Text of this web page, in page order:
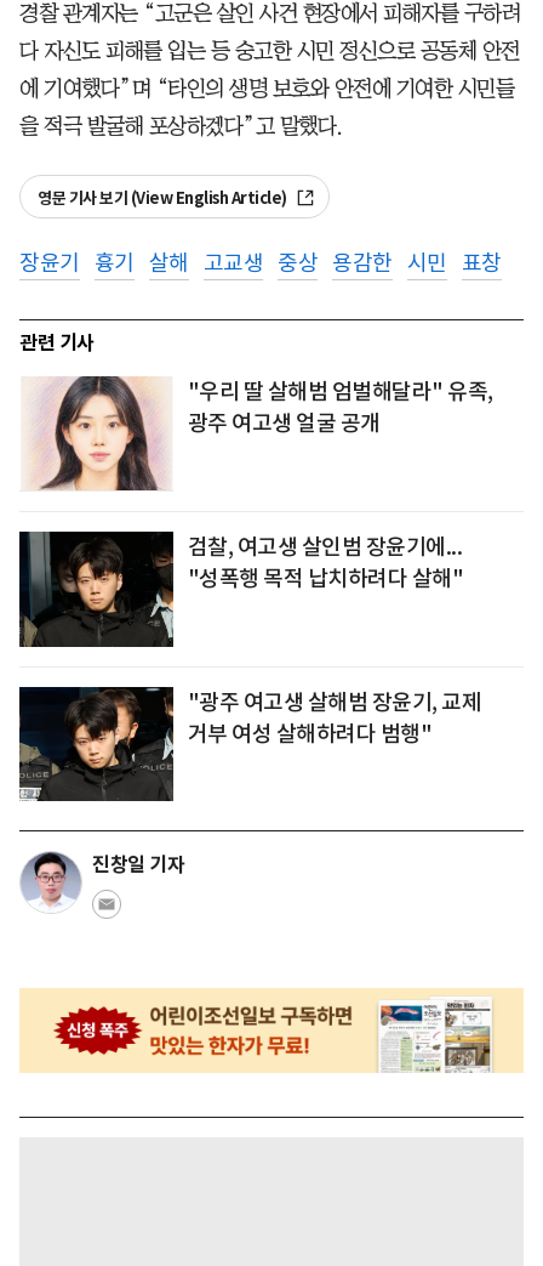
경찰 관계자는 “고군은 살인 사건 현장에서 피해자를 구하려
다 자신도 피해를 입는 등 숭고한 시민 정신으로 공동체 안전
에 기여했다”며 “타인의 생명 보호와 안전에 기여한 시민들
을 적극 발굴해 포상하겠다”고 말했다.
영문 기사 보기 (View English Article)
장윤기 흉기 살해 고교생 중상 용감한 시민 표창
관련 기사
"우리 딸 살해범 엄벌해달라" 유족,
광주 여고생 얼굴 공개
검찰, 여고생 살인범 장윤기에...
"성폭행 목적 납치하려다 살해"
"광주 여고생 살해범 장윤기, 교제
거부 여성 살해하려다 범행"
진창일 기자